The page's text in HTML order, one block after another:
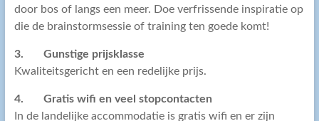
door bos of langs een meer. Doe verfrissende inspiratie op
die de brainstormsessie of training ten goede komt!
3. Gunstige prijsklasse
Kwaliteitsgericht en een redelijke prijs.
4. Gratis wifi en veel stopcontacten
In de landelijke accommodatie is gratis wifi en er zijn